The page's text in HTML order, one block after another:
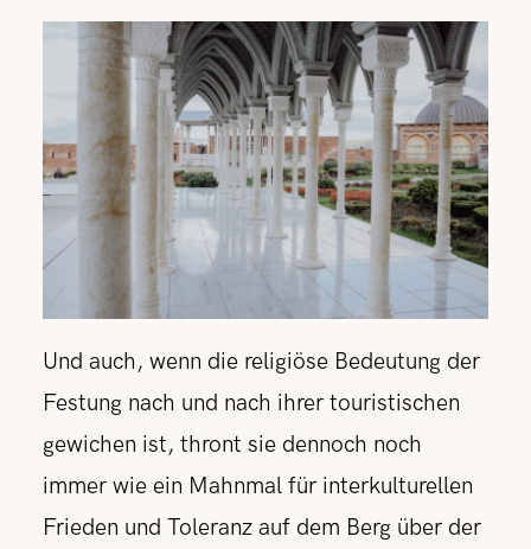
Und auch, wenn die religiöse Bedeutung der
Festung nach und nach ihrer touristischen
gewichen ist, thront sie dennoch noch
immer wie ein Mahnmal für interkulturellen
Frieden und Toleranz auf dem Berg über der